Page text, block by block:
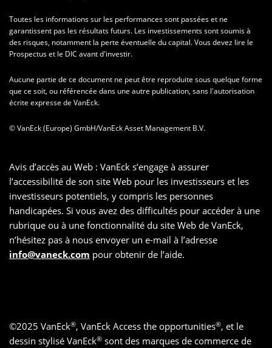
Toutes les informations sur les performances sont passées et ne
garantissent pas les résultats futurs. Les investissements sont soumis à
des risques, notamment la perte éventuelle du capital. Vous devez lire le
Prospectus et le DIC avant d'investir.
Aucune partie de ce document ne peut être reproduite sous quelque forme
que ce soit, ou référencée dans une autre publication, sans l'autorisation
écrite expresse de VanEck.
© VanEck (Europe) GmbH/VanEck Asset Management B.V.
Avis d’accès au Web : VanEck s’engage à assurer
l’accessibilité de son site Web pour les investisseurs et les
investisseurs potentiels, y compris les personnes
handicapées. Si vous avez des difficultés pour accéder à une
rubrique ou à une fonctionnalité du site Web de VanEck,
n’hésitez pas à nous envoyer un e-mail à l’adresse
info@vaneck.com pour obtenir de l’aide.
©2025 VanEck®, VanEck Access the opportunities®, et le
dessin stylisé VanEck® sont des marques de commerce de